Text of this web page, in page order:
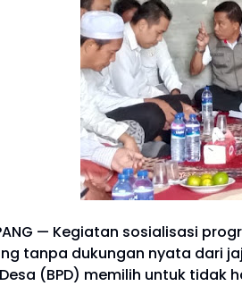
— Kegiatan sosialisasi
tanpa dukungan nyata dari
(BPD) memilih untuk